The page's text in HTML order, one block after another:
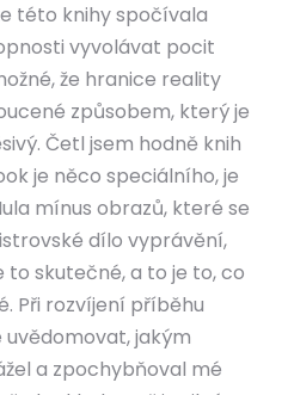
této knihy spočívala
vyvolávat pocit
že hranice reality
způsobem, který je
Četl jsem hodně knih
je něco speciálního, je
mínus obrazů, které se
dílo vyprávění,
to skutečné, a to je to, co
Při rozvíjení příběhu
jakým
a zpochybňoval mé